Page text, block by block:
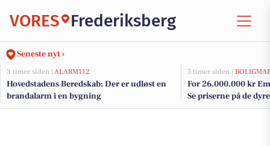
VORES Frederiksberg
Seneste nyt ›
3 timer siden | ALARM112
Hovedstadens Beredskab: Der er udløst en
brandalarm i en bygning
5 timer siden |
For 26.000.000 kr
Se priserne på de
Frederiksberg